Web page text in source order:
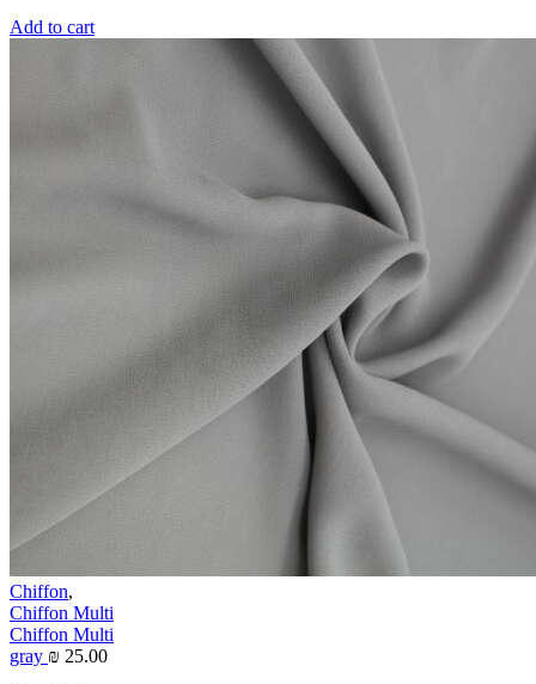
Add to cart
Chiffon,
Chiffon Multi
Chiffon Multi
gray ₪ 25.00